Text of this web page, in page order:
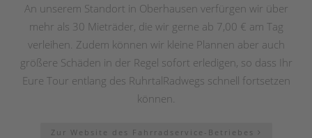
An unserem Standort in Oberhausen verfürgen wir über
mehr als 30 Mieträder, die wir gerne ab 7,00 € am Tag
verleihen. Zudem können wir kleine Plannen aber auch
größere Schäden in der Regel sofort erledigen, so dass Ihr
Eure Tour entlang des RuhrtalRadwegs schnell fortsetzen
können.
Zur Website des Fahrradservice-Betriebes